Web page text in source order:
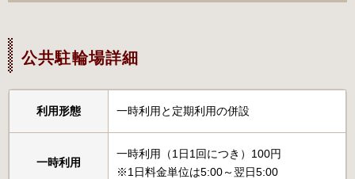
公共駐輪場詳細
利用形態 一時利用と定期利用の併設
一時利用
一時利用（1日1回につき）100円
※1日料金単位は5:00～翌日5:00